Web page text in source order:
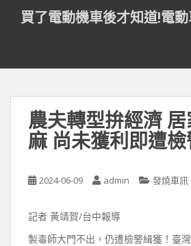
t
買了電動機車後才知道!電
農夫轉型拚經濟
麻 尚未獲利即遭
2024-06-09 admin 發燒車訊
記者 黃靖賀/台中報導
製毒師大門不出，仍遭檢警緝獲！臺